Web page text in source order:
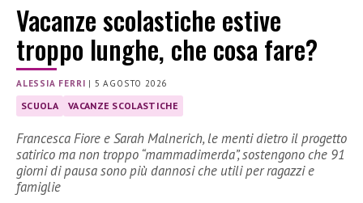
Vacanze scolastiche estive
troppo lunghe, che cosa fare?
ALESSIA FERRI | 5 AGOSTO 2026
SCUOLA VACANZE SCOLASTICHE
Francesca Fiore e Sarah Malnerich, le menti dietro il progetto
satirico ma non troppo “mammadimerda”, sostengono che 91
giorni di pausa sono più dannosi che utili per ragazzi e
famiglie